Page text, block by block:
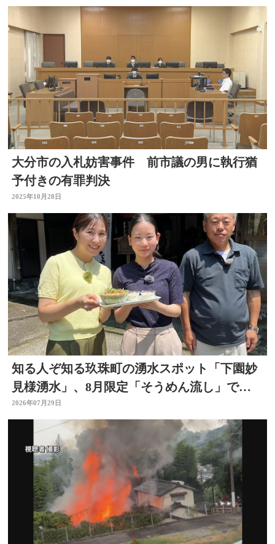
大分市の入札妨害事件 前市議の男に執行猶
予付きの有罪判決
2025年10月28日
知る人ぞ知る玖珠町の湧水スポット「下園妙
見様湧水」、8月限定「そうめん流し」で涼
を求めて
2026年07月29日